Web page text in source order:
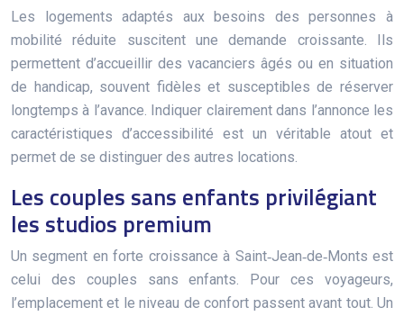
Les logements adaptés aux besoins des personnes à
mobilité réduite suscitent une demande croissante. Ils
permettent d’accueillir des vacanciers âgés ou en situation
de handicap, souvent fidèles et susceptibles de réserver
longtemps à l’avance. Indiquer clairement dans l’annonce les
caractéristiques d’accessibilité est un véritable atout et
permet de se distinguer des autres locations.
Les couples sans enfants privilégiant
les studios premium
Un segment en forte croissance à Saint‑Jean‑de‑Monts est
celui des couples sans enfants. Pour ces voyageurs,
l’emplacement et le niveau de confort passent avant tout. Un